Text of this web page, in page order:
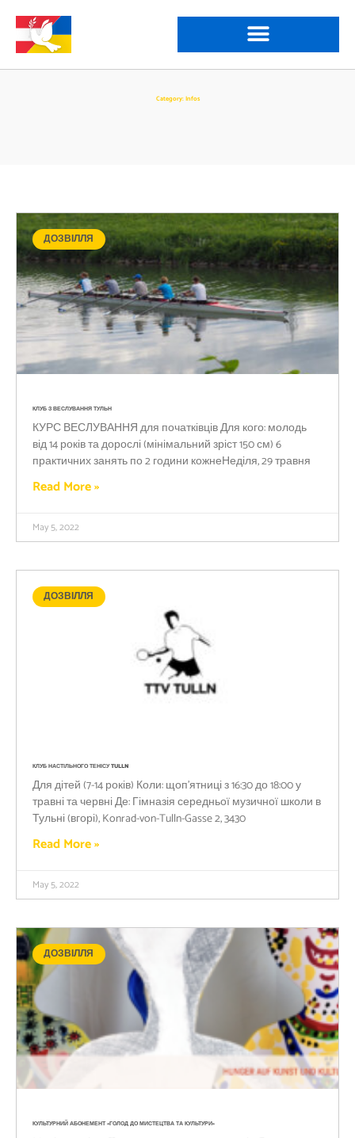
Category: Infos
ДОЗВІЛЛЯ
КЛУБ З ВЕСЛУВАННЯ ТУЛЬН
КУРС ВЕСЛУВАННЯ для початківців Для кого: молодь
від 14 років та дорослі (мінімальний зріст 150 см) 6
практичних занять по 2 години кожнеНеділя, 29 травня
Read More »
May 5, 2022
ДОЗВІЛЛЯ
КЛУБ НАСТІЛЬНОГО ТЕНІСУ TULLN
Для дітей (7-14 років) Коли: щоп’ятниці з 16:30 до 18:00 у
травні та червні Де: Гімназія середньої музичної школи в
Тульні (вгорі), Konrad-von-Tulln-Gasse 2, 3430
Read More »
May 5, 2022
ДОЗВІЛЛЯ
КУЛЬТУРНИЙ АБОНЕМЕНТ «ГОЛОД ДО МИСТЕЦТВА ТА КУЛЬТУРИ»